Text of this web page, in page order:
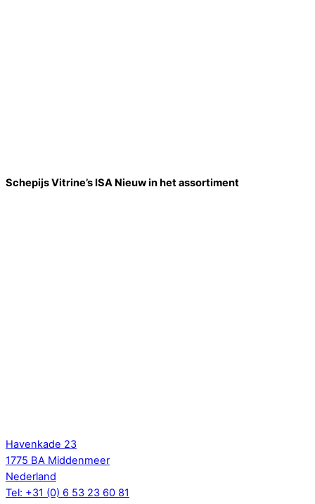
Schepijs Vitrine’s ISA Nieuw in het assortiment
To
Top
Havenkade 23
1775 BA Middenmeer
Nederland
Tel: +31 (0) 6 53 23 60 81